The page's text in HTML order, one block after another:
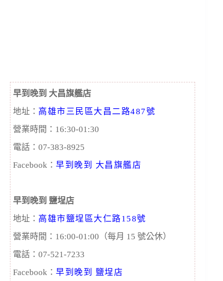
早到晚到 大昌旗艦店
地址： 高雄市三民區大昌二路487號
營業時間：16:30-01:30
電話：07-383-8925
Facebook： 早到晚到 大昌旗艦店
早到晚到 鹽埕店
地址： 高雄市鹽埕區大仁路158號
營業時間：16:00-01:00（每月 15 號公休）
電話：07-521-7233
Facebook： 早到晚到 鹽埕店